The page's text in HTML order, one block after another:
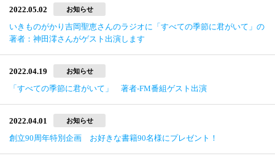
2022.05.02 お知らせ
いきものがかり吉岡聖恵さんのラジオに「すべての季節に君がいて」の
著者：神田澪さんがゲスト出演します
2022.04.19 お知らせ
「すべての季節に君がいて」 著者-FM番組ゲスト出演
2022.04.01 お知らせ
創立90周年特別企画 お好きな書籍90名様にプレゼント！